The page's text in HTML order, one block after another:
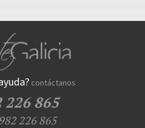
contáctanos
226 865
226 865